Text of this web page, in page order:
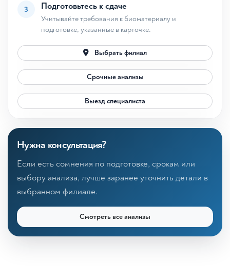
3 Подготовьтесь к сдаче
Учитывайте требования к биоматериалу и
подготовке, указанные в карточке.
Выбрать филиал
Срочные анализы
Выезд специалиста
Нужна консультация?
Если есть сомнения по подготовке, срокам или
выбору анализа, лучше заранее уточнить детали в
выбранном филиале.
Смотреть все анализы